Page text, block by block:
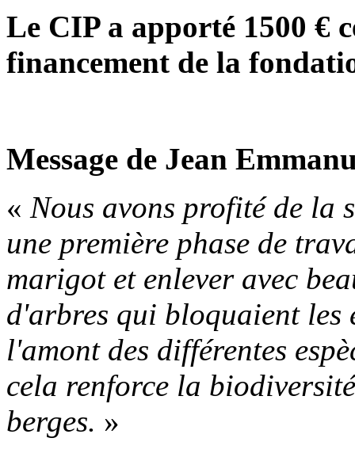
Le CIP a apporté 1500 €
financement de la
Message de Jean
« Nous avons profité de la
une première phase de
marigot et enlever avec
d'arbres qui bloquaient les
l'amont des différentes
cela renforce la
berges. »